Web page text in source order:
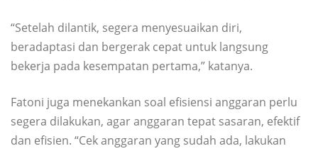
“Setelah dilantik, segera menyesuaikan diri,
beradaptasi dan bergerak cepat untuk langsung
bekerja pada kesempatan pertama,” katanya.
Fatoni juga menekankan soal efisiensi anggaran perlu
segera dilakukan, agar anggaran tepat sasaran, efektif
dan efisien. “Cek anggaran yang sudah ada, lakukan